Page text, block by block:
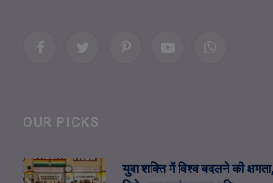
FacebookTwitterPinterestYouTubeWhatsApp
OUR PICKS
युवा शक्ति में विश्व बदलने की